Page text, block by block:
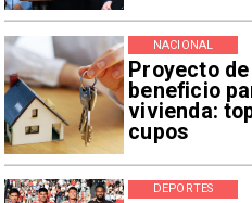
Proyecto
beneficio
vivienda:
cupos
NACIONAL
DEPORTES